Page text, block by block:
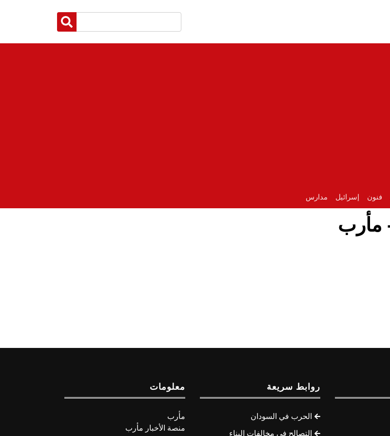
فنون إسرائيل مدارس
روابط سريعة
الحرب في السودان
التصالح في مخالفات البناء
معلومات
مأرب
منصة الأخبار مأرب